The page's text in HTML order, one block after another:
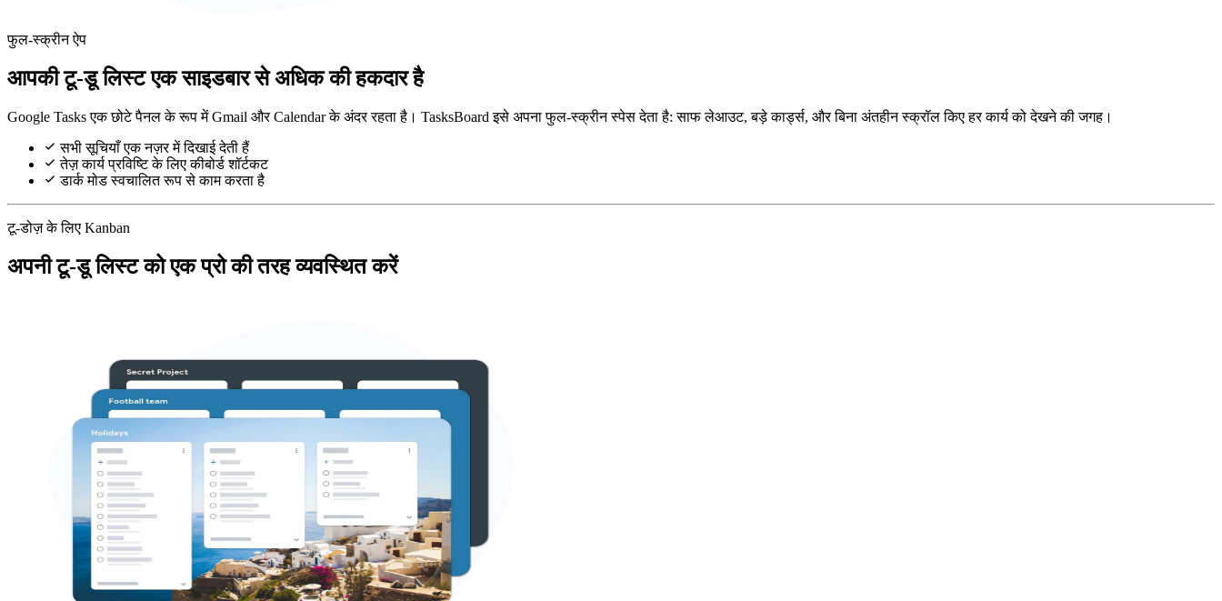
फुल-स्क्रीन ऐप
आपकी टू-डू लिस्ट एक साइडबार से अधिक की हकदार है
Google Tasks एक छोटे पैनल के रूप में Gmail और Calendar के अंदर रहता है। TasksBoard इसे अपना फुल-स्क्रीन स्पेस देता है: साफ लेआउट, बड़े कार्ड्स, और बिना अंतहीन स्क्रॉल किए हर कार्य को देखने की जगह।
सभी सूचियाँ एक नज़र में दिखाई देती हैं
तेज़ कार्य प्रविष्टि के लिए कीबोर्ड शॉर्टकट
डार्क मोड स्वचालित रूप से काम करता है
टू-डोज़ के लिए Kanban
अपनी टू-डू लिस्ट को एक प्रो की तरह व्यवस्थित करें